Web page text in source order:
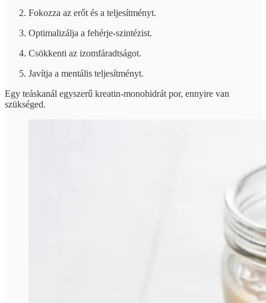
Fokozza az erőt és a teljesítményt.
Optimalizálja a fehérje-szintézist.
Csökkenti az izomfáradtságot.
Javítja a mentális teljesítményt.
Egy teáskanál egyszerű kreatin-monohidrát por, ennyire van
szükséged.